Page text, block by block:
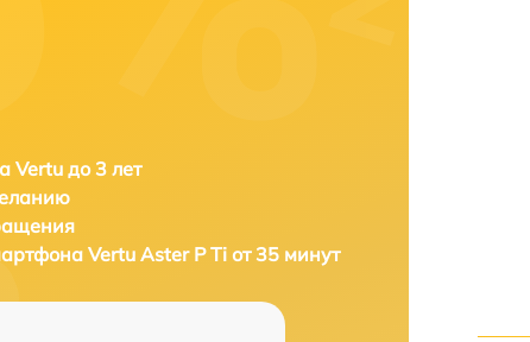
Vertu до 3 лет
Vertu Aster P Ti от 35 минут